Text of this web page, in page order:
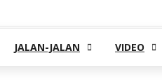
JALAN-JALAN VIDEO